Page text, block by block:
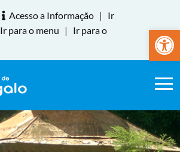
Abrir
Acesso a Informação |
Ir
Ir para o menu |
Ir para o